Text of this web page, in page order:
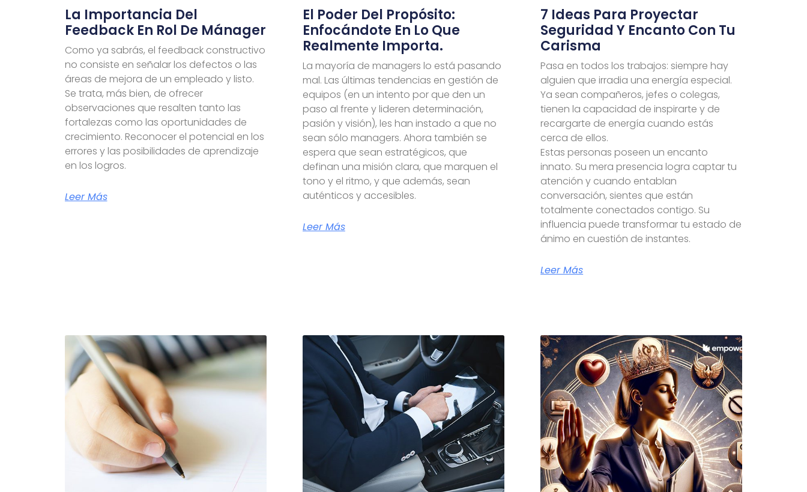
La Importancia Del
Feedback En Rol De Mánager
Como ya sabrás, el feedback constructivo
no consiste en señalar los defectos o las
áreas de mejora de un empleado y listo.
Se trata, más bien, de ofrecer
observaciones que resalten tanto las
fortalezas como las oportunidades de
crecimiento. Reconocer el potencial en los
errores y las posibilidades de aprendizaje
en los logros.
Leer Más
El Poder Del Propósito:
Enfocándote En Lo Que
Realmente Importa.
La mayoría de managers lo está pasando
mal. Las últimas tendencias en gestión de
equipos (en un intento por que den un
paso al frente y lideren determinación,
pasión y visión), les han instado a que no
sean sólo managers. Ahora también se
espera que sean estratégicos, que
definan una misión clara, que marquen el
tono y el ritmo, y que además, sean
auténticos y accesibles.
Leer Más
7 Ideas Para Proyectar
Seguridad Y Encanto Con Tu
Carisma
Pasa en todos los trabajos: siempre hay
alguien que irradia una energía especial.
Ya sean compañeros, jefes o colegas,
tienen la capacidad de inspirarte y de
recargarte de energía cuando estás
cerca de ellos.
Estas personas poseen un encanto
innato. Su mera presencia logra captar tu
atención y cuando entablan
conversación, sientes que están
totalmente conectados contigo. Su
influencia puede transformar tu estado de
ánimo en cuestión de instantes.
Leer Más